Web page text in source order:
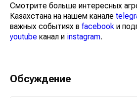
Смотрите больше интересных
Казахстана на нашем канале
важных событиях в facebook и
youtube канал и instagram.
Обсуждение